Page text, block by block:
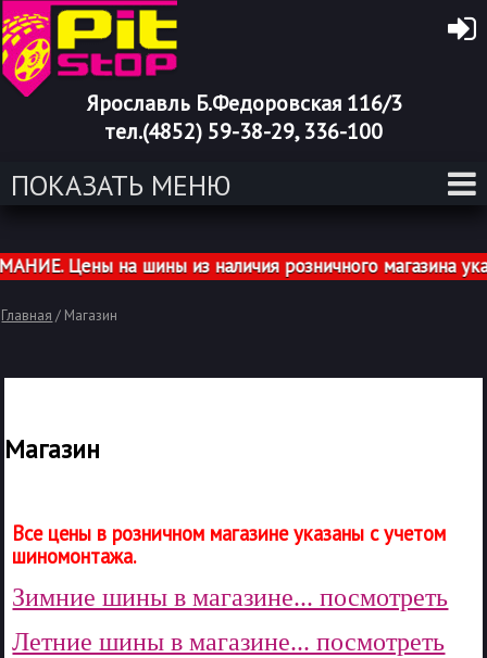
Ярославль Б.Федоровская 116/3
тел.(4852) 59-38-29, 336-100
ПОКАЗАТЬ МЕНЮ
Цены на шины из наличия розничного магазина
Главная / Магазин
Магазин
Все цены в розничном магазине указаны с учетом
шиномонтажа.
Зимние шины в магазине... посмотреть
Летние шины в магазине... посмотреть